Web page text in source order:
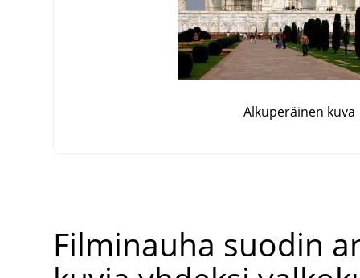
Alkuperäinen kuva
Filminauha suodin